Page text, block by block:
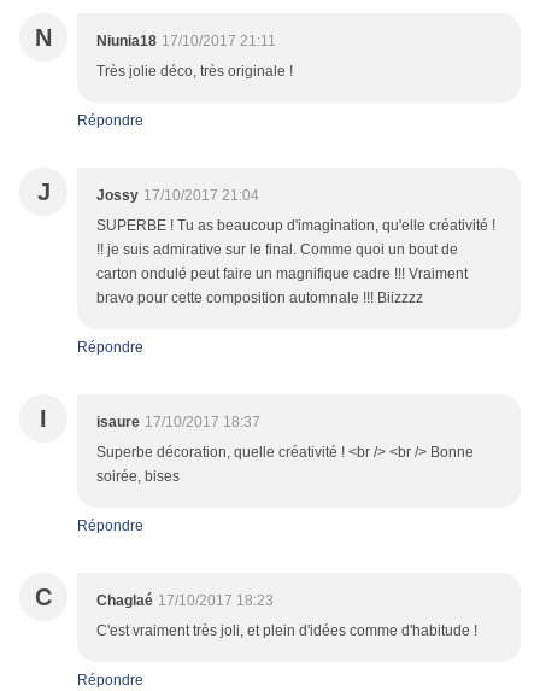
N Niunia18 17/10/2017 21:11
Très jolie déco, très originale !
Répondre
J Jossy 17/10/2017 21:04
SUPERBE ! Tu as beaucoup d'imagination, qu'elle créativité !
!! je suis admirative sur le final. Comme quoi un bout de
carton ondulé peut faire un magnifique cadre !!! Vraiment
bravo pour cette composition automnale !!! Biizzzz
Répondre
I isaure 17/10/2017 18:37
Superbe décoration, quelle créativité ! <br /> <br /> Bonne
soirée, bises
Répondre
C Chaglaé 17/10/2017 18:23
C'est vraiment très joli, et plein d'idées comme d'habitude !
Répondre